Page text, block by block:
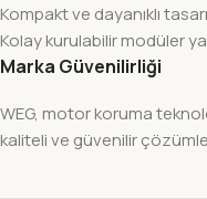
Kompakt ve dayanıklı
Kolay kurulabilir modüler
Marka Güvenilirliği
WEG, motor koruma
kaliteli ve güvenilir